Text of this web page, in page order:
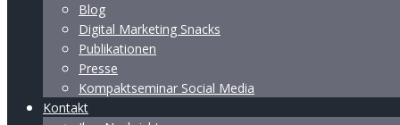
Blog
Digital Marketing Snacks
Publikationen
Presse
Kompaktseminar Social Media
Kontakt